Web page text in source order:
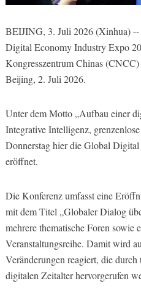
BEIJING, 3. Juli 2026 (Xinhua) --
Digital Economy Industry Expo
Kongresszentrum Chinas
Beijing, 2. Juli 2026.
Unter dem Motto „Aufbau einer
Integrative Intelligenz,
Donnerstag hier die Global
eröffnet.
Die Konferenz umfasst eine
mit dem Titel „Globaler Dialog
mehrere thematische Foren sowie
Veranstaltungsreihe. Damit wird
Veränderungen reagiert, die
digitalen Zeitalter hervorgerufen